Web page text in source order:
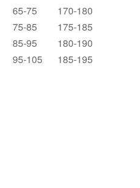
65-75
170-180
75-85
175-185
85-95
180-190
95-105 185-195